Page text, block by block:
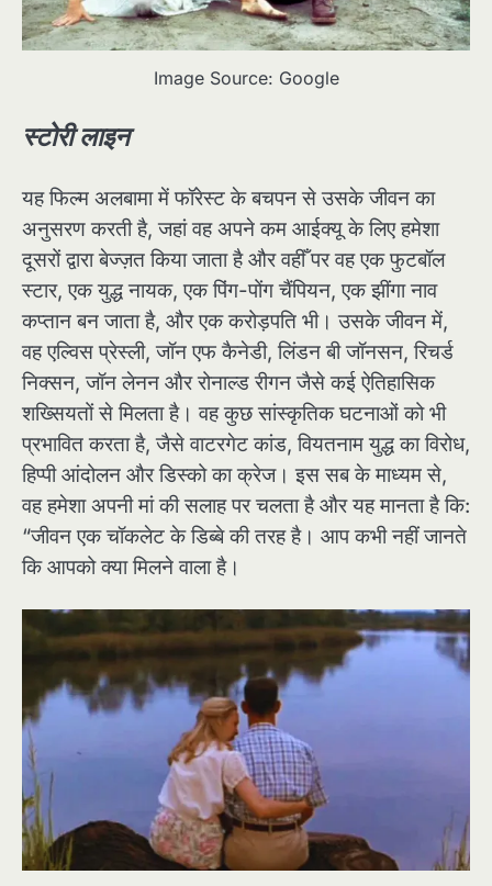
Image Source: Google
स्टोरी लाइन
यह फिल्म अलबामा में फॉरेस्ट के बचपन से उसके जीवन का
अनुसरण करती है, जहां वह अपने कम आईक्यू के लिए हमेशा
दूसरों द्वारा बेज्ज़त किया जाता है और वहीँ पर वह एक फुटबॉल
स्टार, एक युद्ध नायक, एक पिंग-पोंग चैंपियन, एक झींगा नाव
कप्तान बन जाता है, और एक करोड़पति भी। उसके जीवन में,
वह एल्विस प्रेस्ली, जॉन एफ कैनेडी, लिंडन बी जॉनसन, रिचर्ड
निक्सन, जॉन लेनन और रोनाल्ड रीगन जैसे कई ऐतिहासिक
शख्सियतों से मिलता है। वह कुछ सांस्कृतिक घटनाओं को भी
प्रभावित करता है, जैसे वाटरगेट कांड, वियतनाम युद्ध का विरोध,
हिप्पी आंदोलन और डिस्को का क्रेज। इस सब के माध्यम से,
वह हमेशा अपनी मां की सलाह पर चलता है और यह मानता है कि:
“जीवन एक चॉकलेट के डिब्बे की तरह है। आप कभी नहीं जानते
कि आपको क्या मिलने वाला है।